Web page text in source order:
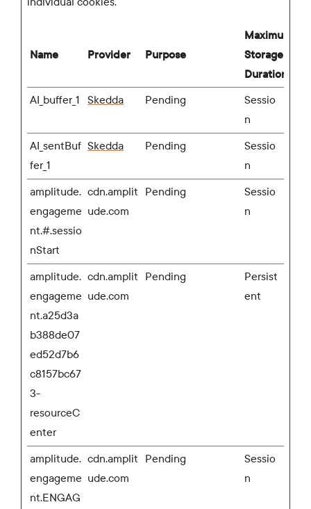
Name Provider Purpose
Maximum
Storage
Duration
AI_buffer_1
Skedda Pending
Sessio
n
AI_sentBuf
fer_1
Skedda Pending
Sessio
n
amplitude.
engageme
nt.#.sessio
nStart
cdn.amplit
ude.com
Pending
Sessio
n
amplitude.
engageme
nt.a25d3a
b388de07
ed52d7b6
c8157bc67
3-
resourceC
enter
cdn.amplit
ude.com
Pending
Persist
ent
amplitude.
engageme
nt.ENGAG
cdn.amplit
ude.com
Pending
Sessio
n